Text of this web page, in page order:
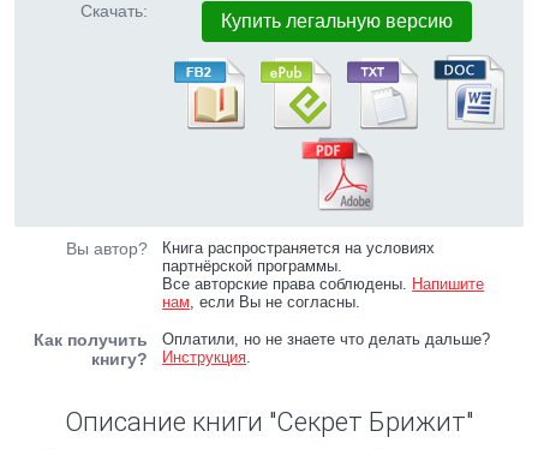
Скачать: Купить легальную версию
Вы автор?
Книга распространяется на условиях
партнёрской программы.
Все авторские права соблюдены. Напишите
нам, если Вы не согласны.
Как получить
книгу?
Оплатили, но не знаете что делать дальше?
Инструкция.
Описание книги "Секрет Брижит"